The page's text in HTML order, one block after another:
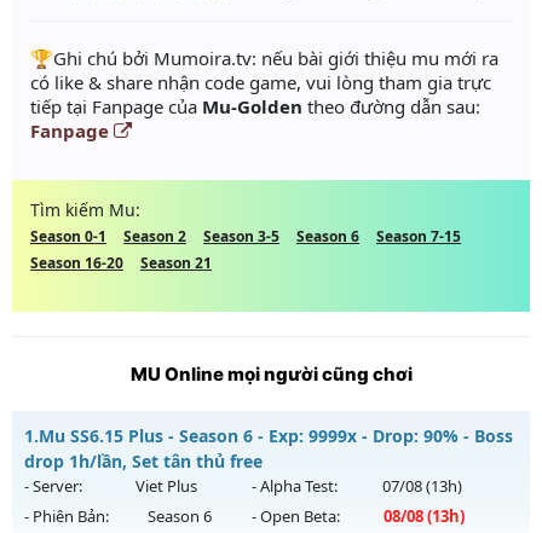
️🏆Ghi chú bởi Mumoira.tv: nếu bài giới thiệu mu mới ra
có like & share nhận code game, vui lòng tham gia trực
tiếp tại Fanpage của Mu-Golden theo đường dẫn sau:
Fanpage
Tìm kiếm Mu:
Season 0-1 Season 2 Season 3-5 Season 6
Season 7-15
Season 16-20
Season 21
MU Online mọi người cũng chơi
1.Mu SS6.15 Plus - Season 6 - Exp: 9999x - Drop: 90% - Boss
drop 1h/lần, Set tân thủ free
- Server: Viet Plus - Alpha Test: 07/08(13h)
- Phiên Bản:
Season 6 - Open Beta: 08/08(13h)